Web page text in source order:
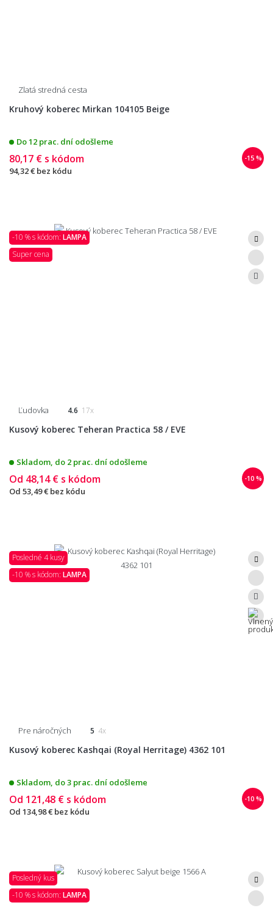
Zlatá stredná cesta
Kruhový koberec Mirkan 104105 Beige
Do 12 prac. dní odošleme
-15 %
80,17 € s kódom
94,32 € bez kódu
-10 % s kódom: LAMPA
Super cena
Ľudovka 4.6 17x
Kusový koberec Teheran Practica 58 / EVE
Skladom, do 2 prac. dní odošleme
-10 %
Od 48,14 € s kódom
Od 53,49 € bez kódu
Posledné 4 kusy
-10 % s kódom: LAMPA
Pre náročných 5 4x
Kusový koberec Kashqai (Royal Herritage) 4362 101
Skladom, do 3 prac. dní odošleme
-10 %
Od 121,48 € s kódom
Od 134,98 € bez kódu
Posledný kus
-10 % s kódom: LAMPA